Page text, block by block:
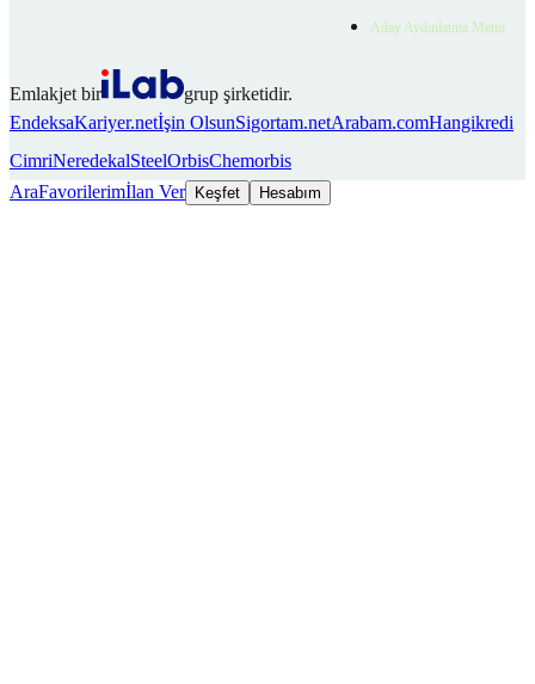
Aday Aydınlatma Metni
Emlakjet bir
grup şirketidir.
EndeksaKariyer.netİşin OlsunSigortam.netArabam.comHangikredi
CimriNeredekalSteelOrbisChemorbis
AraFavorilerimİlan Ver Keşfet Hesabım